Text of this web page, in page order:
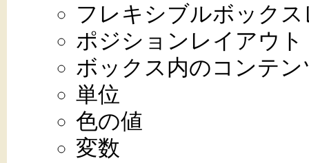
フレキシブルボック
ポジションレイアウト
ボックス内のコンテ
単位
色の値
変数